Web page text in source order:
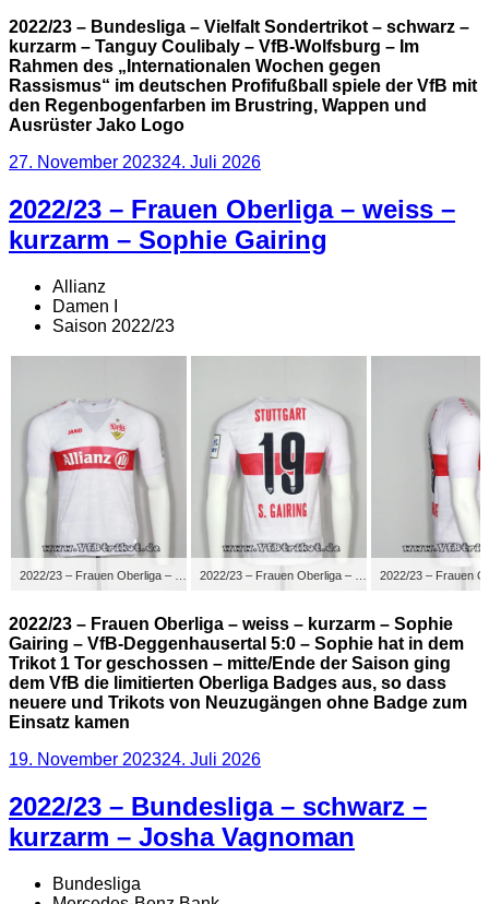
2022/23 – Bundesliga – Vielfalt Sondertrikot – schwarz –
kurzarm – Tanguy Coulibaly – VfB-Wolfsburg – Im
Rahmen des „Internationalen Wochen gegen
Rassismus“ im deutschen Profifußball spiele der VfB mit
den Regenbogenfarben im Brustring, Wappen und
Ausrüster Jako Logo
Veröffentlicht
27. November 202324. Juli 2026
2022/23 – Frauen Oberliga – weiss –
kurzarm – Sophie Gairing
Allianz
Damen I
Saison 2022/23
2022/23 – Frauen Oberliga – weiss – kurzarm – Sophie
Gairing – VfB-Deggenhausertal 5:0 – Sophie hat in dem
Trikot 1 Tor geschossen – mitte/Ende der Saison ging
dem VfB die limitierten Oberliga Badges aus, so dass
neuere und Trikots von Neuzugängen ohne Badge zum
Einsatz kamen
Veröffentlicht
19. November 202324. Juli 2026
2022/23 – Bundesliga – schwarz –
kurzarm – Josha Vagnoman
Bundesliga